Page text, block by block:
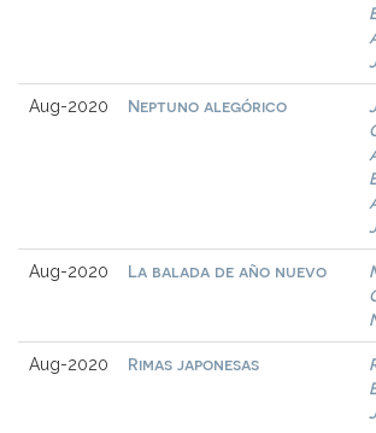
Aug-2020 Neptuno alegórico
Aug-2020 La balada de año nuevo
Aug-2020 Rimas japonesas